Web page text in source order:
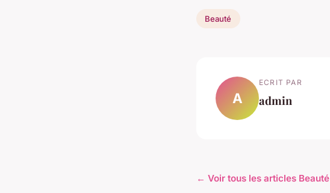
Beauté
A
ECRIT PAR
admin
← Voir tous les articles Beauté